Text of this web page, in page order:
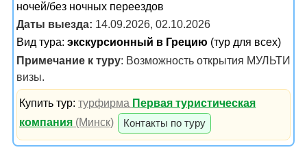
ночей/без ночных переездов
Даты выезда: 14.09.2026, 02.10.2026
Вид тура: экскурсионный в Грецию (тур для всех)
Примечание к туру: Возможность открытия МУЛЬТИ
визы.
Купить тур:турфирма Первая туристическая
компания (Минск) Контакты по туру